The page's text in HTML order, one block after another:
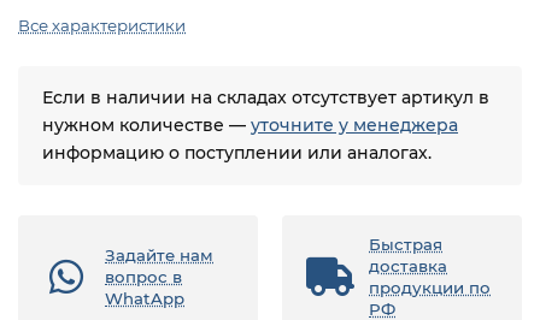
Все характеристики
Если в наличии на складах отсутствует артикул в
нужном количестве — уточните у менеджера
информацию о поступлении или аналогах.
Задайте нам
вопрос в
WhatApp
Быстрая
доставка
продукции по
РФ